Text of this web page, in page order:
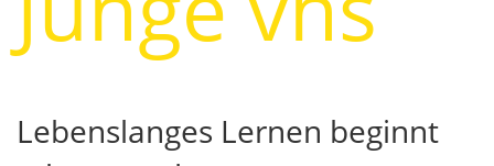
Lebenslanges Lernen beginnt